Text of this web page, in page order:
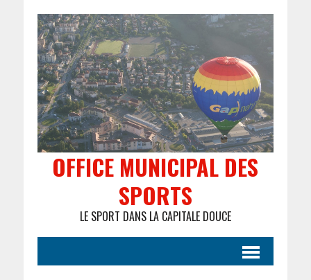
OFFICE MUNICIPAL DES
SPORTS
LE SPORT DANS LA CAPITALE DOUCE